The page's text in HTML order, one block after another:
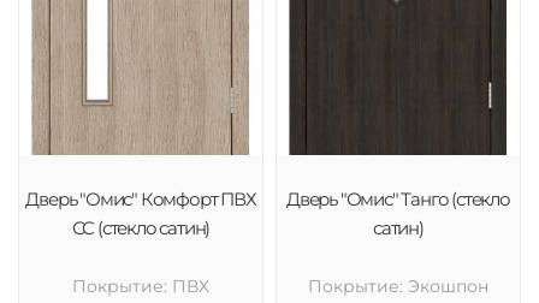
Дверь "Омис" Комфорт ПВХ
СС (стекло сатин)
Покрытие: ПВХ
Дверь "Омис" Танго (стекло
сатин)
Покрытие: Экошпон